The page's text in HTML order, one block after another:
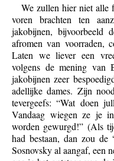
We zullen hier niet alle
voren brachten ten
jakobijnen, bijvoorbeeld
afromen van voorraden,
Laten we liever een
volgens de mening van
jakobijnen zeer
adellijke dames. Zijn
tevergeefs: “Wat doen
Vandaag wiegen ze je
worden gewurgd!” (Als
had bestaan, dan zou de
Sosnovsky al aangaf, een